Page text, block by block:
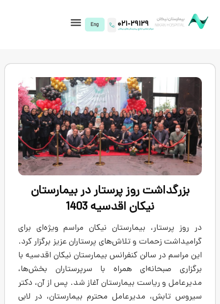
روز پرستار در بیمارستان
نیکان اقدسیه 1403
بیمارستان نیکان مراسم ویژه‌ای برای
و تلاش‌های پرستاران عزیز برگزار کرد.
کنفرانس بیمارستان نیکان اقدسیه با
همراه با سرپرستاران بخش‌ها،
بیمارستان آغاز شد. پس از آن، دکتر
محترم بیمارستان، در لابی